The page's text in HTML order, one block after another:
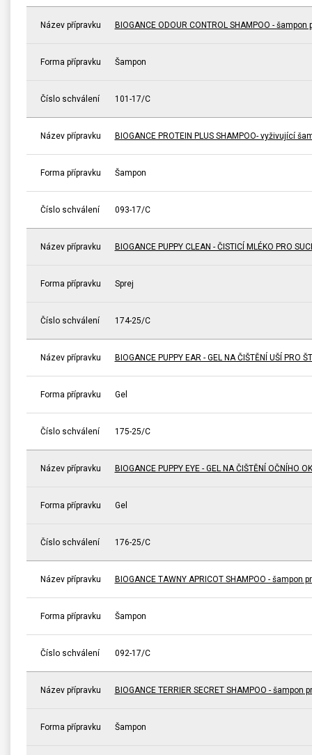
Název přípravku BIOGANCE ODOUR CONTROL SHAMPOO -
Forma přípravku Šampon
Číslo schválení 101-17/C
Název přípravku BIOGANCE PROTEIN PLUS SHAMPOO- vyživující
Forma přípravku Šampon
Číslo schválení 093-17/C
Název přípravku BIOGANCE PUPPY CLEAN - ČISTICÍ MLÉKO PRO
Forma přípravku Sprej
Číslo schválení 174-25/C
Název přípravku BIOGANCE PUPPY EAR - GEL NA ČIŠTĚNÍ UŠÍ PRO
Forma přípravku Gel
Číslo schválení 175-25/C
Název přípravku BIOGANCE PUPPY EYE - GEL NA ČIŠTĚNÍ OČNÍHO
Forma přípravku Gel
Číslo schválení 176-25/C
Název přípravku BIOGANCE TAWNY APRICOT SHAMPOO - šampon
Forma přípravku Šampon
Číslo schválení 092-17/C
Název přípravku BIOGANCE TERRIER SECRET SHAMPOO - šampon
Forma přípravku Šampon